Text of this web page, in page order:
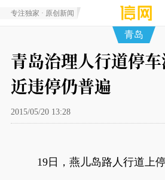
专注独家 · 原创新闻
青岛
青岛治理人行道停
近违停仍普遍
2015/05/20 13:28
19日，燕儿岛路人行道上